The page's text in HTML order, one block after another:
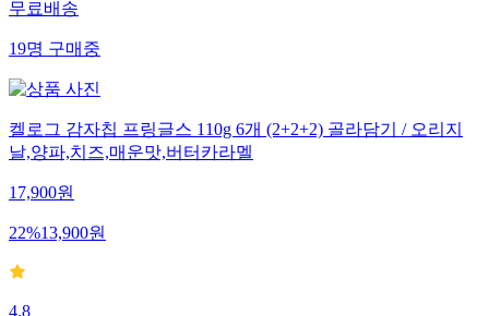
무료배송
19명구매중
켈로그 감자칩 프링글스 110g 6개 (2+2+2) 골라담기 / 오리지
날,양파,치즈,매운맛,버터카라멜
17,900원
22%13,900원